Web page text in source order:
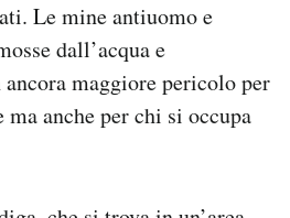
Le mine antiuomo e
dall’acqua e
ancora maggiore pericolo per
anche per chi si occupa